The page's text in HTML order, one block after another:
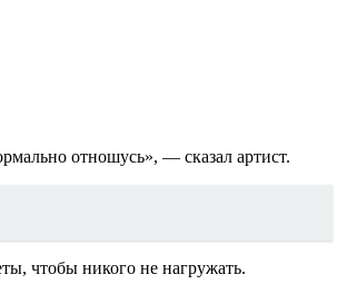
отношусь», — сказал артист.
чтобы никого не нагружать.